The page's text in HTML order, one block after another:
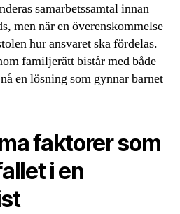
samarbetssamtal innan
men när en överenskommelse
hur ansvaret ska fördelas.
familjerätt bistår med både
en lösning som gynnar barnet
faktorer som
i en